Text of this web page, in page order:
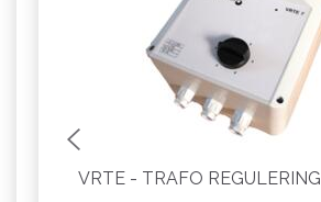
VRTE - TRAFO REGULERING